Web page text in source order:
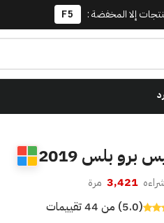
إلا المخفضة : F5
برو بلس 2019
3,421 مرة
(5.0) من 44 تقييمات